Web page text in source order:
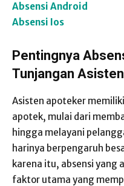
Absensi Android
Absensi Ios
Pentingnya
Tunjangan
Asisten apoteker
apotek, mulai dari
hingga melayani
harinya berpengaruh
karena itu, absensi yang
faktor utama yang